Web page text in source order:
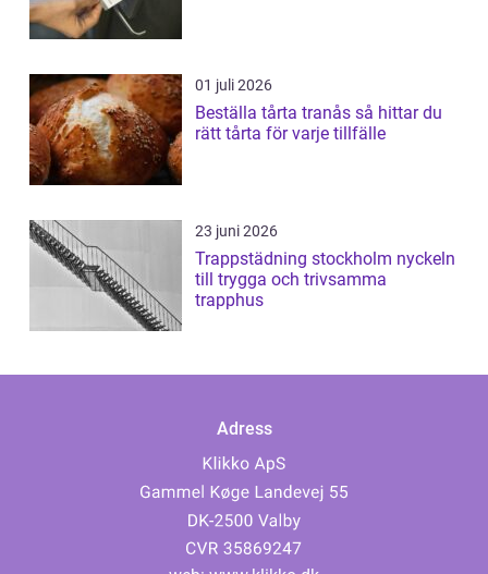
01 juli 2026
Beställa tårta tranås så hittar du
rätt tårta för varje tillfälle
23 juni 2026
Trappstädning stockholm nyckeln
till trygga och trivsamma
trapphus
Adress